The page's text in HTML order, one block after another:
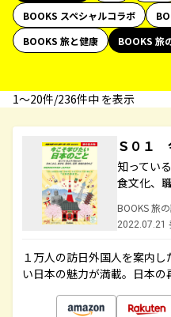
BOOKS スペシャルコラボ
BOOKS 旅と健康
BOOKS 旅
1〜20件/236件中 を表示
Ｓ０１
知ってい
食文化、
BOOKS 旅
2022.07.21
１万人の訪日外国人を案内
い日本の魅力が満載。日本の